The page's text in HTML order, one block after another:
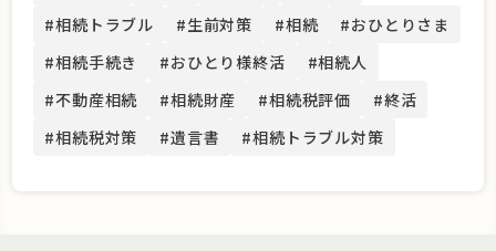
#相続トラブル
#生前対策 #相続
#おひとりさま
#相続手続き
#おひとり様終活
#相続人
#不動産相続
#相続財産 #相続税評価
#終活
#相続税対策
#遺言書 #相続トラブル対策